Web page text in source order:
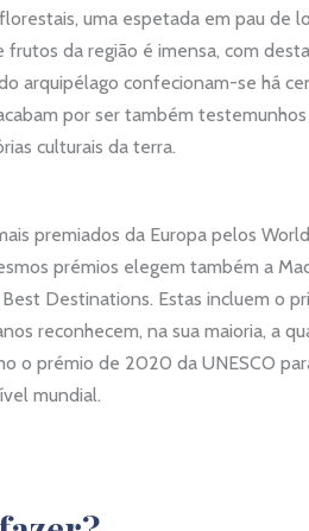
uma espetada em pau de
é imensa, com destaque
arquipélago confecionam-se há
por ser também
culturais da terra.
premiados da Europa pelos
prémios elegem também a
Destinations. Estas incluem o
reconhecem, na sua maioria, a
o prémio de 2020 da UNESCO
mundial.